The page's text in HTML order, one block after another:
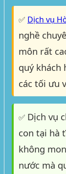
✅ Dịch vụ
nghề
môn rất
quý khách
các tối ưu
✅ Dịch vụ
con tại hà
không
nước mà